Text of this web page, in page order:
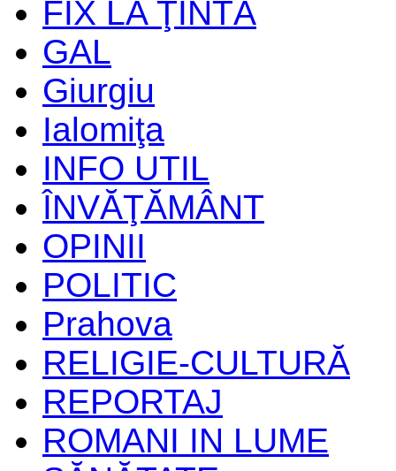
FIX LA ŢINTĂ
GAL
Giurgiu
Ialomiţa
INFO UTIL
ÎNVĂŢĂMÂNT
OPINII
POLITIC
Prahova
RELIGIE-CULTURĂ
REPORTAJ
ROMANI IN LUME